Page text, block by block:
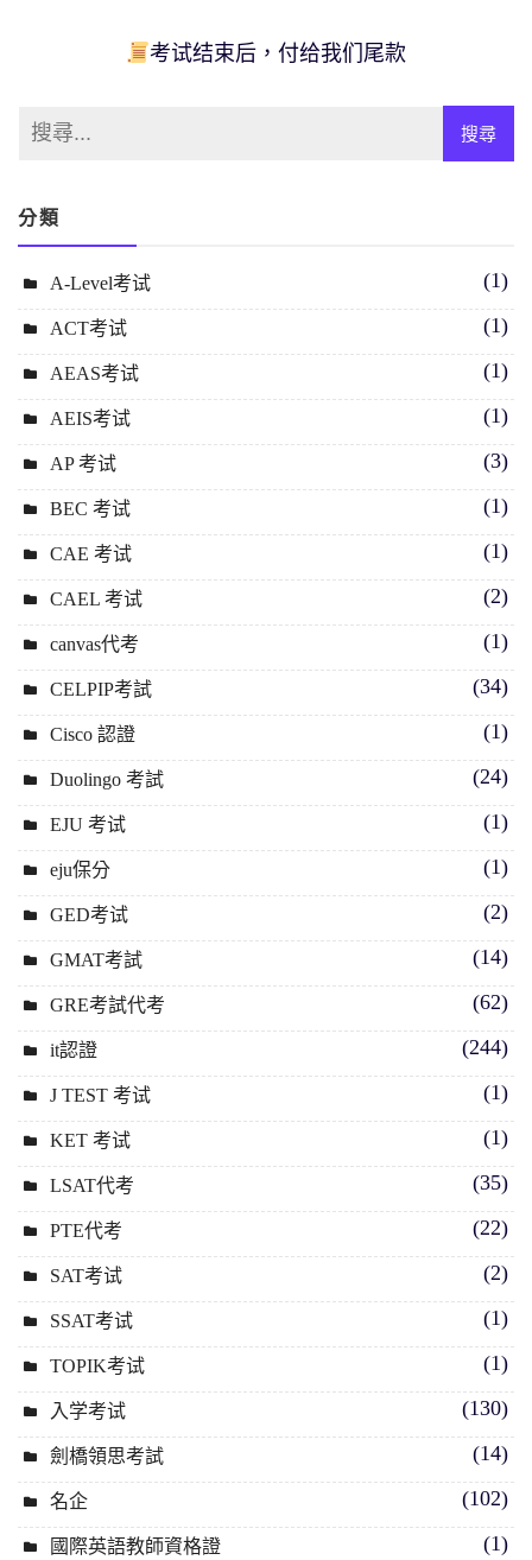
考试结束后，付给我们尾款
分類
A-Level考试 (1)
ACT考试 (1)
AEAS考试 (1)
AEIS考试 (1)
AP 考试 (3)
BEC 考试 (1)
CAE 考试 (1)
CAEL 考试 (2)
canvas代考 (1)
CELPIP考試 (34)
Cisco 認證 (1)
Duolingo 考試 (24)
EJU 考试 (1)
eju保分 (1)
GED考试 (2)
GMAT考試 (14)
GRE考試代考 (62)
it認證 (244)
J TEST 考试 (1)
KET 考试 (1)
LSAT代考 (35)
PTE代考 (22)
SAT考试 (2)
SSAT考试 (1)
TOPIK考试 (1)
入学考试 (130)
劍橋領思考試 (14)
名企 (102)
國際英語教師資格證 (1)